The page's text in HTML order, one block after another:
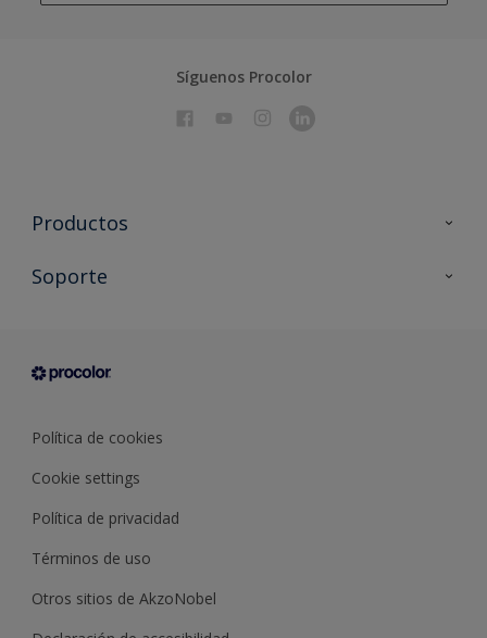
Síguenos Procolor
Productos
Todos los productos
Condiciones generales de venta
Soporte
Sobre Procolor
Política de cookies
Cookie settings
Política de privacidad
Términos de uso
Otros sitios de AkzoNobel